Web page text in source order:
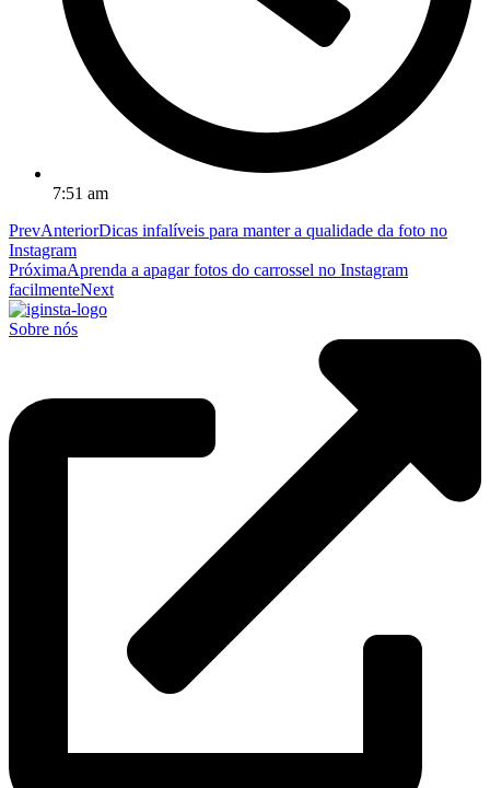
7:51 am
PrevAnteriorDicas infalíveis para manter a qualidade da foto no
Instagram
PróximaAprenda a apagar fotos do carrossel no Instagram
facilmenteNext
Sobre nós